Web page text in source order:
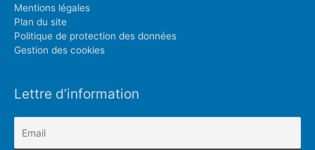
Mentions légales
Plan du site
Politique de protection des données
Gestion des cookies
Lettre d’information